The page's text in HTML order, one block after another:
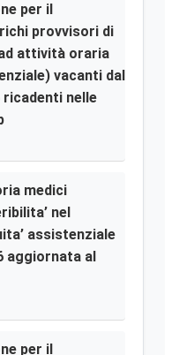
per il
provvisori di
attività oraria
vacanti dal
ricadenti nelle
medici
nel
assistenziale
aggiornata al
per il